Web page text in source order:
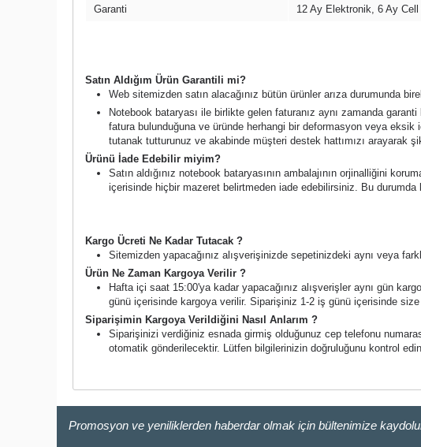
Garanti 12 Ay Elektronik, 6 Ay Cell
Satın Aldığım Ürün Garantili mi?
Web sitemizden satın alacağınız bütün ürünler arıza durumunda
Notebook bataryası ile birlikte gelen faturanız aynı zamanda
fatura bulunduğuna ve üründe herhangi bir deformasyon veya
tutanak tutturunuz ve akabinde müşteri destek hattımızı arayarak
Ürünü İade Edebilir miyim?
Satın aldığınız notebook bataryasının ambalajının orjinalliğini
içerisinde hiçbir mazeret belirtmeden iade edebilirsiniz. Bu durumda
Kargo Ücreti Ne Kadar Tutacak ?
Sitemizden yapacağınız alışverişinizde sepetinizdeki aynı veya
Ürün Ne Zaman Kargoya Verilir ?
Hafta içi saat 15:00'ya kadar yapacağınız alışverişler aynı gün
günü içerisinde kargoya verilir. Siparişiniz 1-2 iş günü içerisinde size
Siparişimin Kargoya Verildiğini Nasıl Anlarım ?
Siparişinizi verdiğiniz esnada girmiş olduğunuz cep telefonu
otomatik gönderilecektir. Lütfen bilgilerinizin doğruluğunu kontrol
Promosyon ve yeniliklerden haberdar olmak için bültenimize